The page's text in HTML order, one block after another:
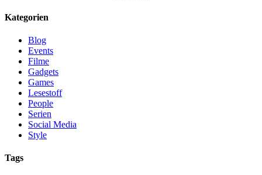
Kategorien
Blog
Events
Filme
Gadgets
Games
Lesestoff
People
Serien
Social Media
Style
Tags